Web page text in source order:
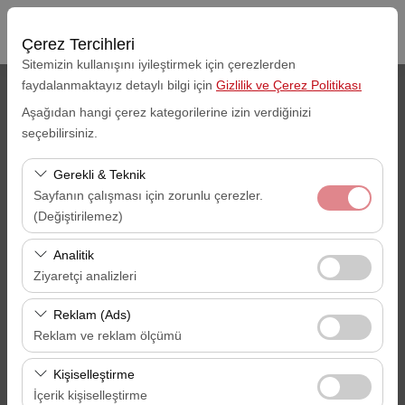
Çerez Tercihleri
Sitemizin kullanışını iyileştirmek için çerezlerden
faydalanmaktayız detaylı bilgi için Gizlilik ve Çerez Politikası
Aşağıdan hangi çerez kategorilerine izin verdiğinizi
seçebilirsiniz.
Gerekli & Teknik
Sayfanın çalışması için zorunlu çerezler.
(Değiştirilemez)
Bu çerezler sitenin doğru şekilde çalışması, güvenlik,
oturum yönetimi ve temel işlevler için gereklidir. Devre
dışı bırakılamaz.
Analitik
Ziyaretçi analizleri
Bu çerezler, sitemizin nasıl kullanıldığını (ziyaretçi sayısı,
en çok ziyaret edilen sayfalar, kullanıcı davranışları)
analiz etmemizi sağlar. Bu veriler, web sitesi
performansını ölçmek ve kullanıcı deneyimini sürekli
iyileştirmek için kullanılır.
Reklam (Ads)
Reklam ve reklam ölçümü
Bu çerezler, size ilgi alanlarınıza uygun kişiselleştirilmiş
reklamlar göstermemize ve reklam kampanyalarımızın
Kişiselleştirme
İçerik kişiselleştirme
Araç Alış Yeri
Gaziantep Havalimanı -GZT
Alış Tarihi
İade Tarihi